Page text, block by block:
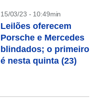
15/03/23 - 10:49min
Leilões oferecem
Porsche e Mercedes
blindados; o primeiro
é nesta quinta (23)